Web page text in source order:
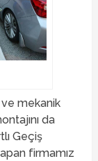
mekanik
da
Geçiş
firmamız